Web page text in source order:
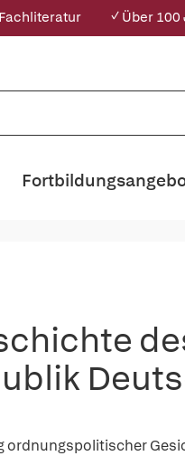
✓ Über
ordnungspolitischer